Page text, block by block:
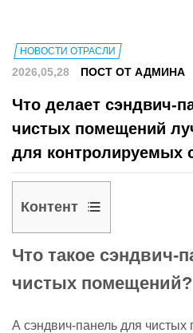
НОВОСТИ ОТРАСЛИ
2026,05,28 ПОСТ ОТ АДМИНА
Что делает сэндвич-
чистых помещений
для контролируемых
Контент
1
Что
такое
панель
Что такое сэндвич-
чистых помещений?
А сэндвич-панель для